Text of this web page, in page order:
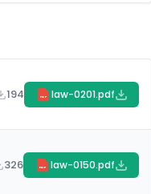
194 PDF law-0201.pdf
326 PDF law-0150.pdf